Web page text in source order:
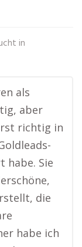
in
als
aber
richtig in
habe. Sie
die
habe ich